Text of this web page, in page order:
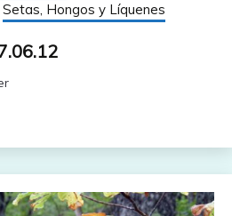
Setas, Hongos y Líquenes